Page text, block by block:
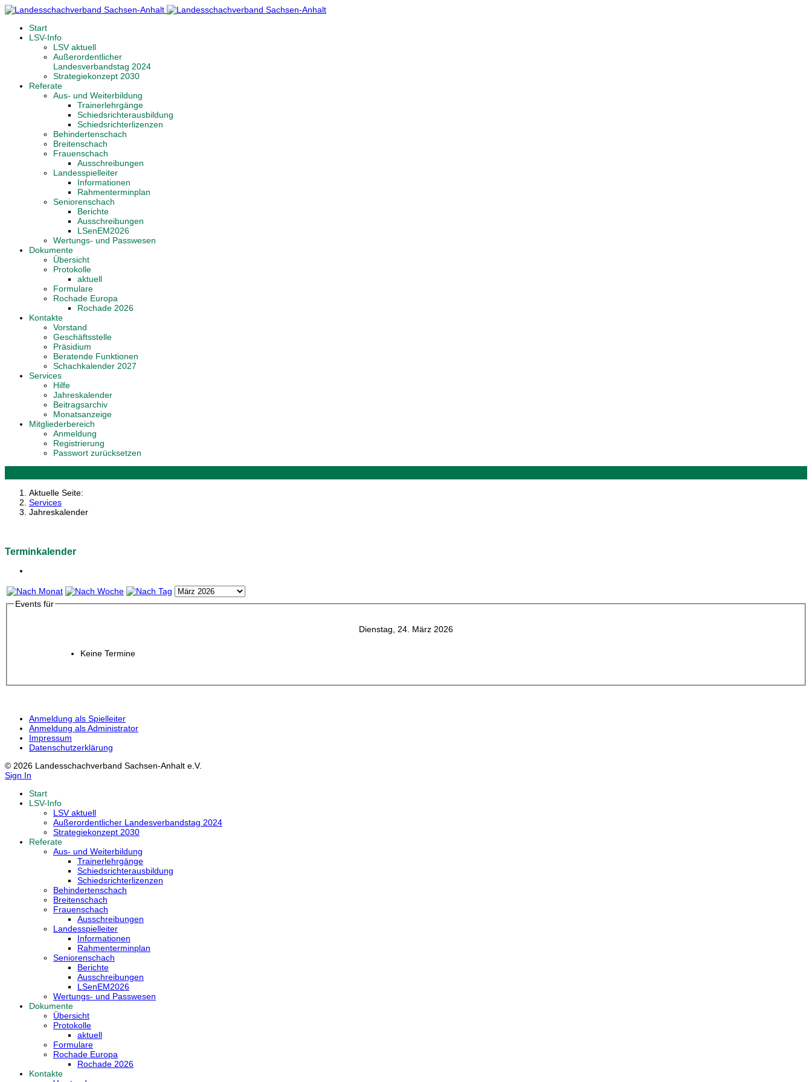
Start
LSV-Info
LSV aktuell
Außerordentlicher
Landesverbandstag 2024
Strategiekonzept 2030
Referate
Aus- und Weiterbildung
Trainerlehrgänge
Schiedsrichterausbildung
Schiedsrichterlizenzen
Behindertenschach
Breitenschach
Frauenschach
Ausschreibungen
Landesspielleiter
Informationen
Rahmenterminplan
Seniorenschach
Berichte
Ausschreibungen
LSenEM2026
Wertungs- und Passwesen
Dokumente
Übersicht
Protokolle
aktuell
Formulare
Rochade Europa
Rochade 2026
Kontakte
Vorstand
Geschäftsstelle
Präsidium
Beratende Funktionen
Schachkalender 2027
Services
Hilfe
Jahreskalender
Beitragsarchiv
Monatsanzeige
Mitgliederbereich
Anmeldung
Registrierung
Passwort zurücksetzen
Aktuelle Seite:
Services
Jahreskalender
Terminkalender
Events für
Dienstag, 24. März 2026
Keine Termine
Anmeldung als Spielleiter
Anmeldung als Administrator
Impressum
Datenschutzerklärung
© 2026 Landesschachverband Sachsen-Anhalt e.V.
Sign In
Start
LSV-Info
LSV aktuell
Außerordentlicher Landesverbandstag 2024
Strategiekonzept 2030
Referate
Aus- und Weiterbildung
Trainerlehrgänge
Schiedsrichterausbildung
Schiedsrichterlizenzen
Behindertenschach
Breitenschach
Frauenschach
Ausschreibungen
Landesspielleiter
Informationen
Rahmenterminplan
Seniorenschach
Berichte
Ausschreibungen
LSenEM2026
Wertungs- und Passwesen
Dokumente
Übersicht
Protokolle
aktuell
Formulare
Rochade Europa
Rochade 2026
Kontakte